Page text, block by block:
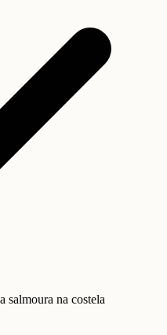
salmoura na costela